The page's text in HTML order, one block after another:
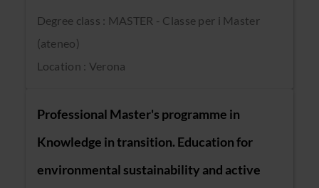
Degree class : MASTER - Classe per i Master
(ateneo)
Location : Verona
Professional Master's programme in
Knowledge in transition. Education for
environmental sustainability and active